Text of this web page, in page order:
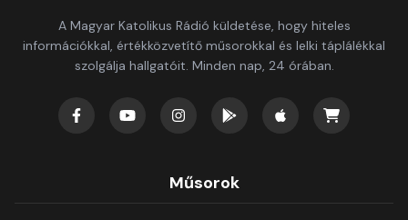
A Magyar Katolikus Rádió küldetése, hogy hiteles
információkkal, értékközvetítő műsorokkal és lelki táplálékkal
szolgálja hallgatóit. Minden nap, 24 órában.
Műsorok